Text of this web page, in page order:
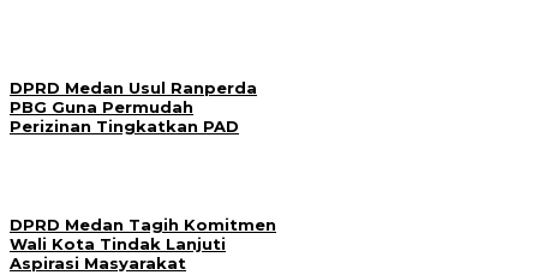
DPRD Medan Usul Ranperda
PBG Guna Permudah
Perizinan Tingkatkan PAD
DPRD Medan Tagih Komitmen
Wali Kota Tindak Lanjuti
Aspirasi Masyarakat